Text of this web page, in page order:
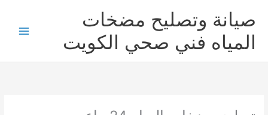
المحتوى
صيانة وتصليح مضخات
المياه فني صحي الكويت